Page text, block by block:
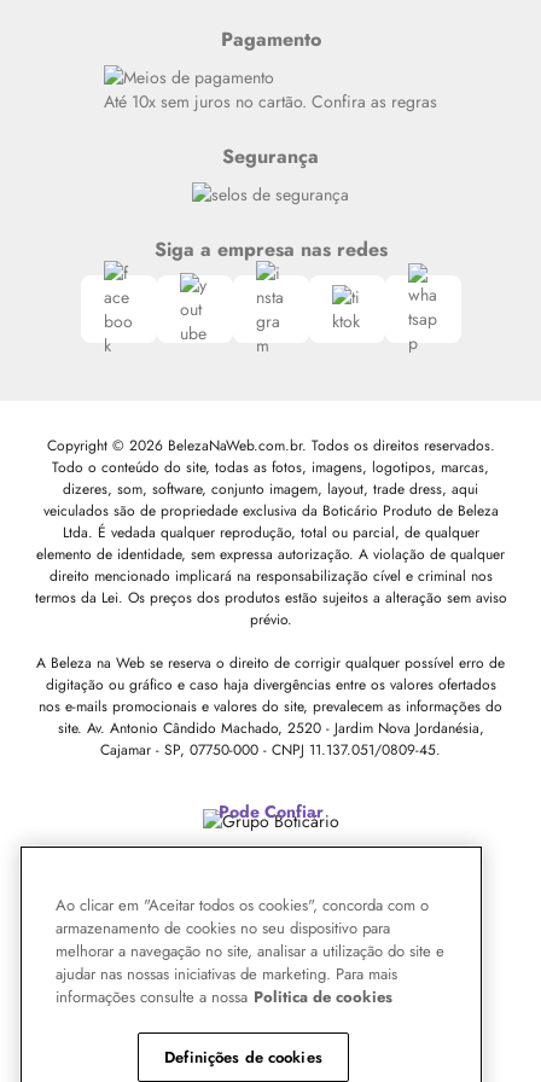
Siga nosso canal no Whatsapp
Pagamento
Até 10x sem juros no cartão. Confira as regras
Segurança
Siga a empresa nas redes
Copyright © 2026 BelezaNaWeb.com.br. Todos os direitos reservados.
Todo o conteúdo do site, todas as fotos, imagens, logotipos, marcas,
dizeres, som, software, conjunto imagem, layout, trade dress, aqui
veiculados são de propriedade exclusiva da Boticário Produto de Beleza
Ltda. É vedada qualquer reprodução, total ou parcial, de qualquer
elemento de identidade, sem expressa autorização. A violação de qualquer
direito mencionado implicará na responsabilização cível e criminal nos
termos da Lei. Os preços dos produtos estão sujeitos a alteração sem aviso
prévio.
A Beleza na Web se reserva o direito de corrigir qualquer possível erro de
digitação ou gráfico e caso haja divergências entre os valores ofertados
nos e-mails promocionais e valores do site, prevalecem as informações do
site. Av. Antonio Cândido Machado, 2520 - Jardim Nova Jordanésia,
Cajamar - SP, 07750-000 - CNPJ 11.137.051/0809-45.
Pode Confiar
Ao clicar em "Aceitar todos os cookies", concorda com o
armazenamento de cookies no seu dispositivo para
melhorar a navegação no site, analisar a utilização do site e
ajudar nas nossas iniciativas de marketing. Para mais
informações consulte a nossa Politica de cookies
Definições de cookies